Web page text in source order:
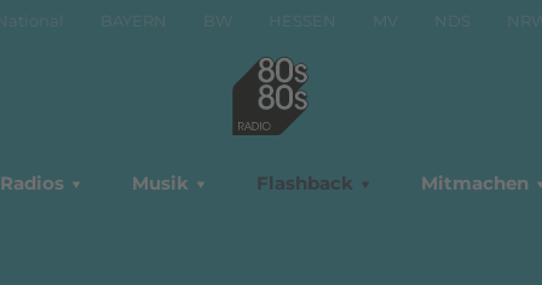
BAYERN BW HESSEN MV NDS NRW
Radios Musik Flashback Mitmachen